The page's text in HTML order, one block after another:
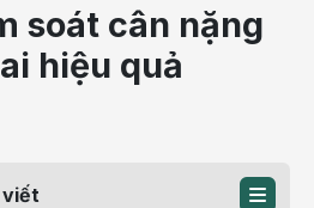
soát cân nặng
hiệu quả
viết